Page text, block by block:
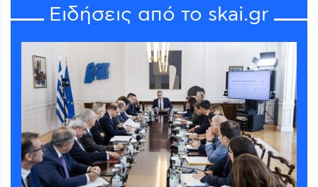
Ειδήσεις από το skai.gr